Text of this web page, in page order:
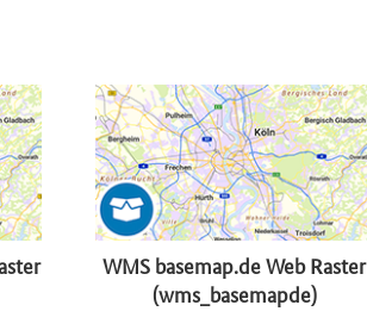
WMS basemap.de Web Raster
(wms_basemapde)